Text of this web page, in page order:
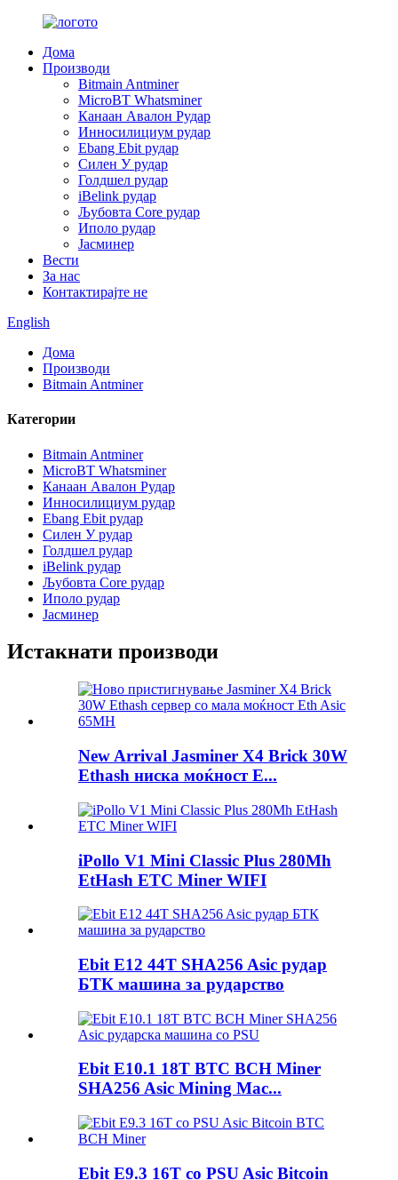
Дома
Производи
Bitmain Antminer
MicroBT Whatsminer
Канаан Авалон Рудар
Инносилициум рудар
Ebang Ebit рудар
Силен У рудар
Голдшел рудар
iBelink рудар
Љубовта Core рудар
Иполо рудар
Јасминер
Вести
За нас
Контактирајте не
English
Дома
Производи
Bitmain Antminer
Категории
Bitmain Antminer
MicroBT Whatsminer
Канаан Авалон Рудар
Инносилициум рудар
Ebang Ebit рудар
Силен У рудар
Голдшел рудар
iBelink рудар
Љубовта Core рудар
Иполо рудар
Јасминер
Истакнати производи
New Arrival Jasminer X4 Brick 30W
Ethash ниска моќност E...
iPollo V1 Mini Classic Plus 280Mh
EtHash ETC Miner WIFI
Ebit E12 44T SHA256 Asic рудар
БТК машина за рударство
Ebit E10.1 18T BTC BCH Miner
SHA256 Asic Mining Mac...
Ebit E9.3 16T со PSU Asic Bitcoin